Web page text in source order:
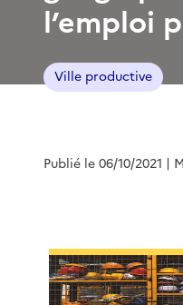
l’emploi
Ville productive
Publié le 06/10/2021 |